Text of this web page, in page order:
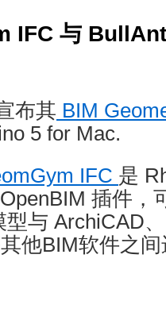
IFC 与
布其 BIM
5 for Mac.
IFC 是
插件，
型与 ArchiCAD
他BIM软件之